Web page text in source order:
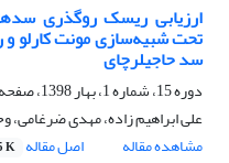
ارزیابی ریسک روگذری
تحت شبیه‌سازی مونت کارلو و
سد حاجیلر‌چای
دوره 15، شماره 1، بهار 1398، صفحه
علی ابراهیم زاده، مهدی ضرغامی،
مشاهده مقاله
اصل مقاله K